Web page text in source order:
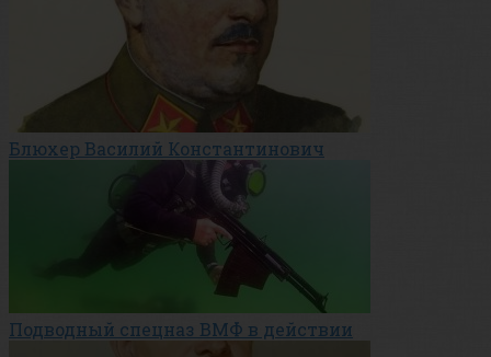
Блюхер Василий Константинович
Подводный спецназ ВМФ в действии